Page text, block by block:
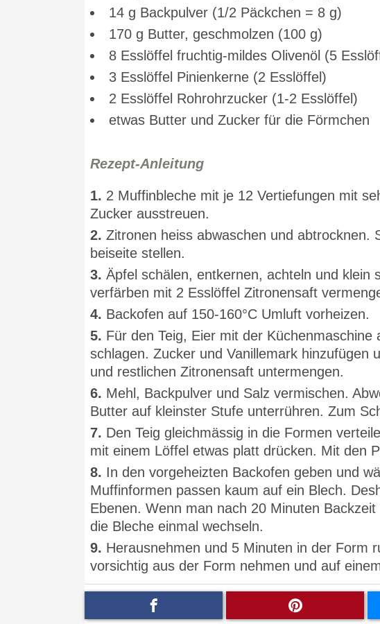
14 g Backpulver (1/2 Päckchen = 8 g)
170 g Butter, geschmolzen (100 g)
8 Esslöffel fruchtig-mildes Olivenöl (5
3 Esslöffel Pinienkerne (2 Esslöffel)
2 Esslöffel Rohrohrzucker (1-2 Esslöffel)
etwas Butter und Zucker für die Förmchen
Rezept-Anleitung
1. 2 Muffinbleche mit je 12 Vertiefungen mit
Zucker ausstreuen.
2. Zitronen heiss abwaschen und abtrocknen.
beiseite stellen.
3. Äpfel schälen, entkernen, achteln und klein
verfärben mit 2 Esslöffel Zitronensaft
4. Backofen auf 150-160°C Umluft vorheizen.
5. Für den Teig, Eier mit der
schlagen. Zucker und Vanillemark hinzufügen
und restlichen Zitronensaft untermengen.
6. Mehl, Backpulver und Salz vermischen.
Butter auf kleinster Stufe unterrühren. Zum
7. Den Teig gleichmässig in die Formen
mit einem Löffel etwas platt drücken. Mit den
8. In den vorgeheizten Backofen geben und
Muffinformen passen kaum auf ein Blech.
Ebenen. Wenn man nach 20 Minuten
die Bleche einmal wechseln.
9. Herausnehmen und 5 Minuten in der Form
vorsichtig aus der Form nehmen und auf